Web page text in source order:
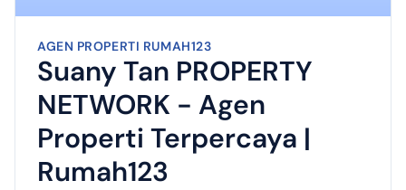
AGEN PROPERTI RUMAH123
Suany Tan PROPERTY
NETWORK - Agen
Properti Terpercaya |
Rumah123